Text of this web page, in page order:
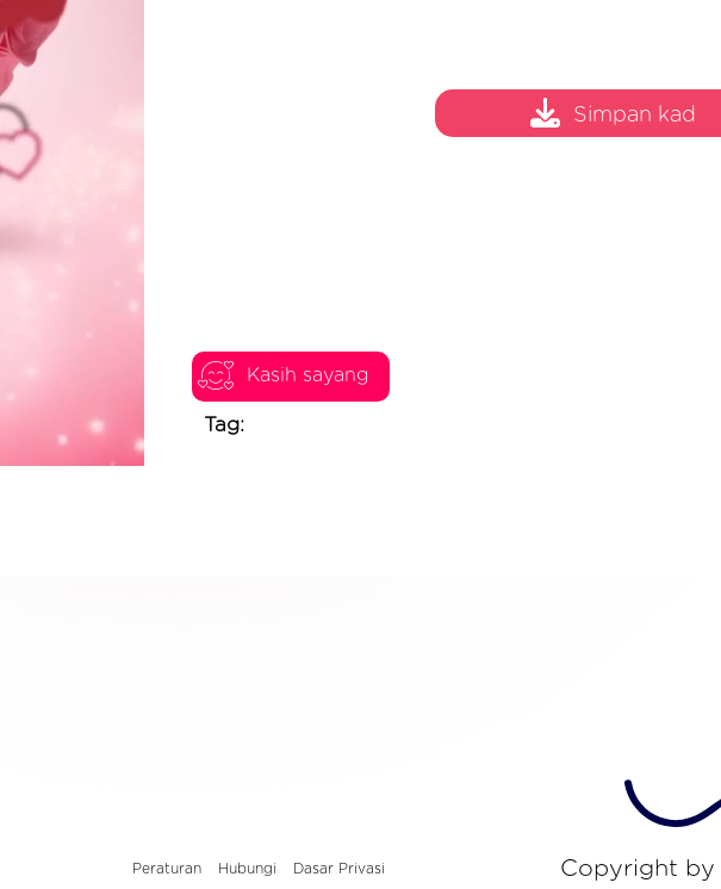
Kasih sayang
Tag:
Simpan kad
Peraturan Hubungi Dasar Privasi Copyright by